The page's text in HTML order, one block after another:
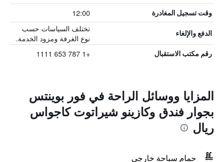
وقت تسجيل المغادرة 12:00
الدفع والإلغاء
تختلف السياسات حسب
نوع الغرفة ومزود الخدمة.
رقم مكتب الاستقبال +1 787 653 1111
المزايا ووسائل الراحة في فور بوينتس
بجوار فندق وكازينو شيراتوت كاجواس
ريال
حمام سباحة خارجي